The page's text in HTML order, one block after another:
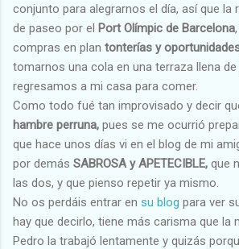
conjunto para alegrarnos el día, así que la
de paseo por el Port Olímpic de Barcelona
compras en plan tonterías y
tomarnos una cola en una terraza llena de
regresamos a mi casa para comer.
Como todo fué tan improvisado y decir
hambre perruna, pues se me ocurrió
que hace unos días vi en el blog de mi
por demás SABROSA y APETECIBLE, que
las dos, y que pienso repetir ya mismo.
No os perdáis entrar en su blog para ver
hay que decirlo, tiene más carisma que la
Pedro la trabajó lentamente y quizás